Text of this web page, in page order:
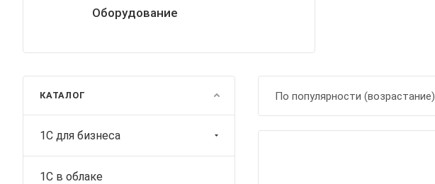
Оборудование
По популярности (возрастание)
КАТАЛОГ
1С для бизнеса
1C в облаке